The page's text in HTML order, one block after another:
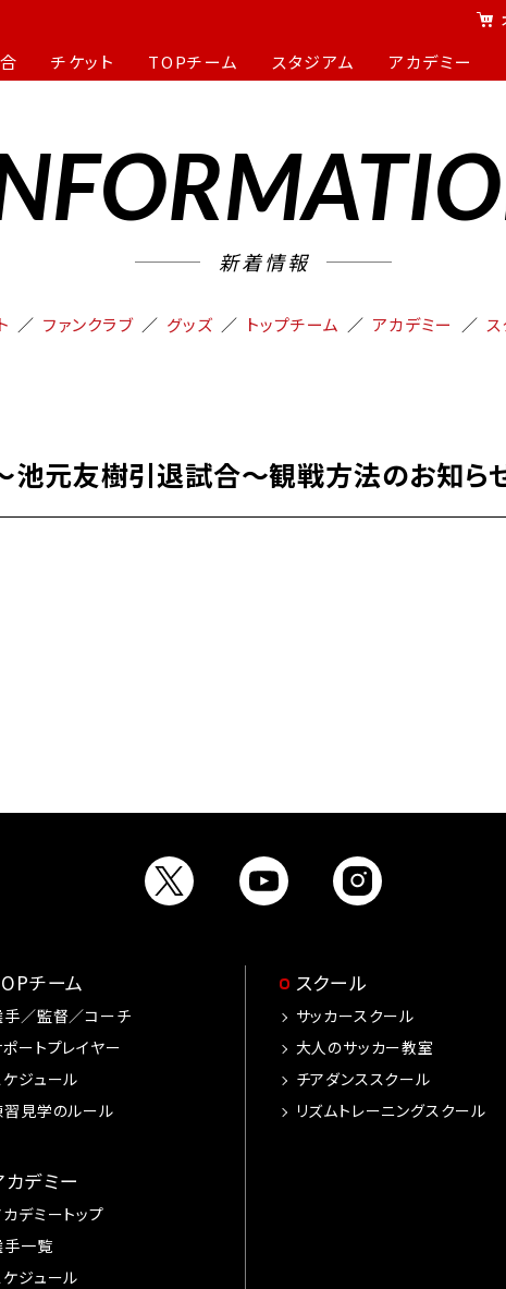
チケット TOPチーム スタジアム アカデミー
新着情報
ファンクラブ グッズ トップチーム アカデミー
池元友樹引退試合〜観戦方法のお知ら
チーム
手／監督／コーチ
ポートプレイヤー
ジュール
習見学のルール
カデミー
デミートップ
手一覧
ジュール
スクール
サッカースクール
大人のサッカー教室
チアダンススクール
リズムトレーニングスクール